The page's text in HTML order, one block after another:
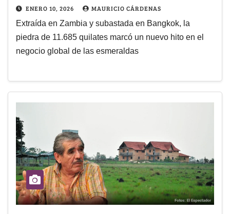
ENERO 10, 2026 MAURICIO CÁRDENAS
Extraída en Zambia y subastada en Bangkok, la
piedra de 11.685 quilates marcó un nuevo hito en el
negocio global de las esmeraldas